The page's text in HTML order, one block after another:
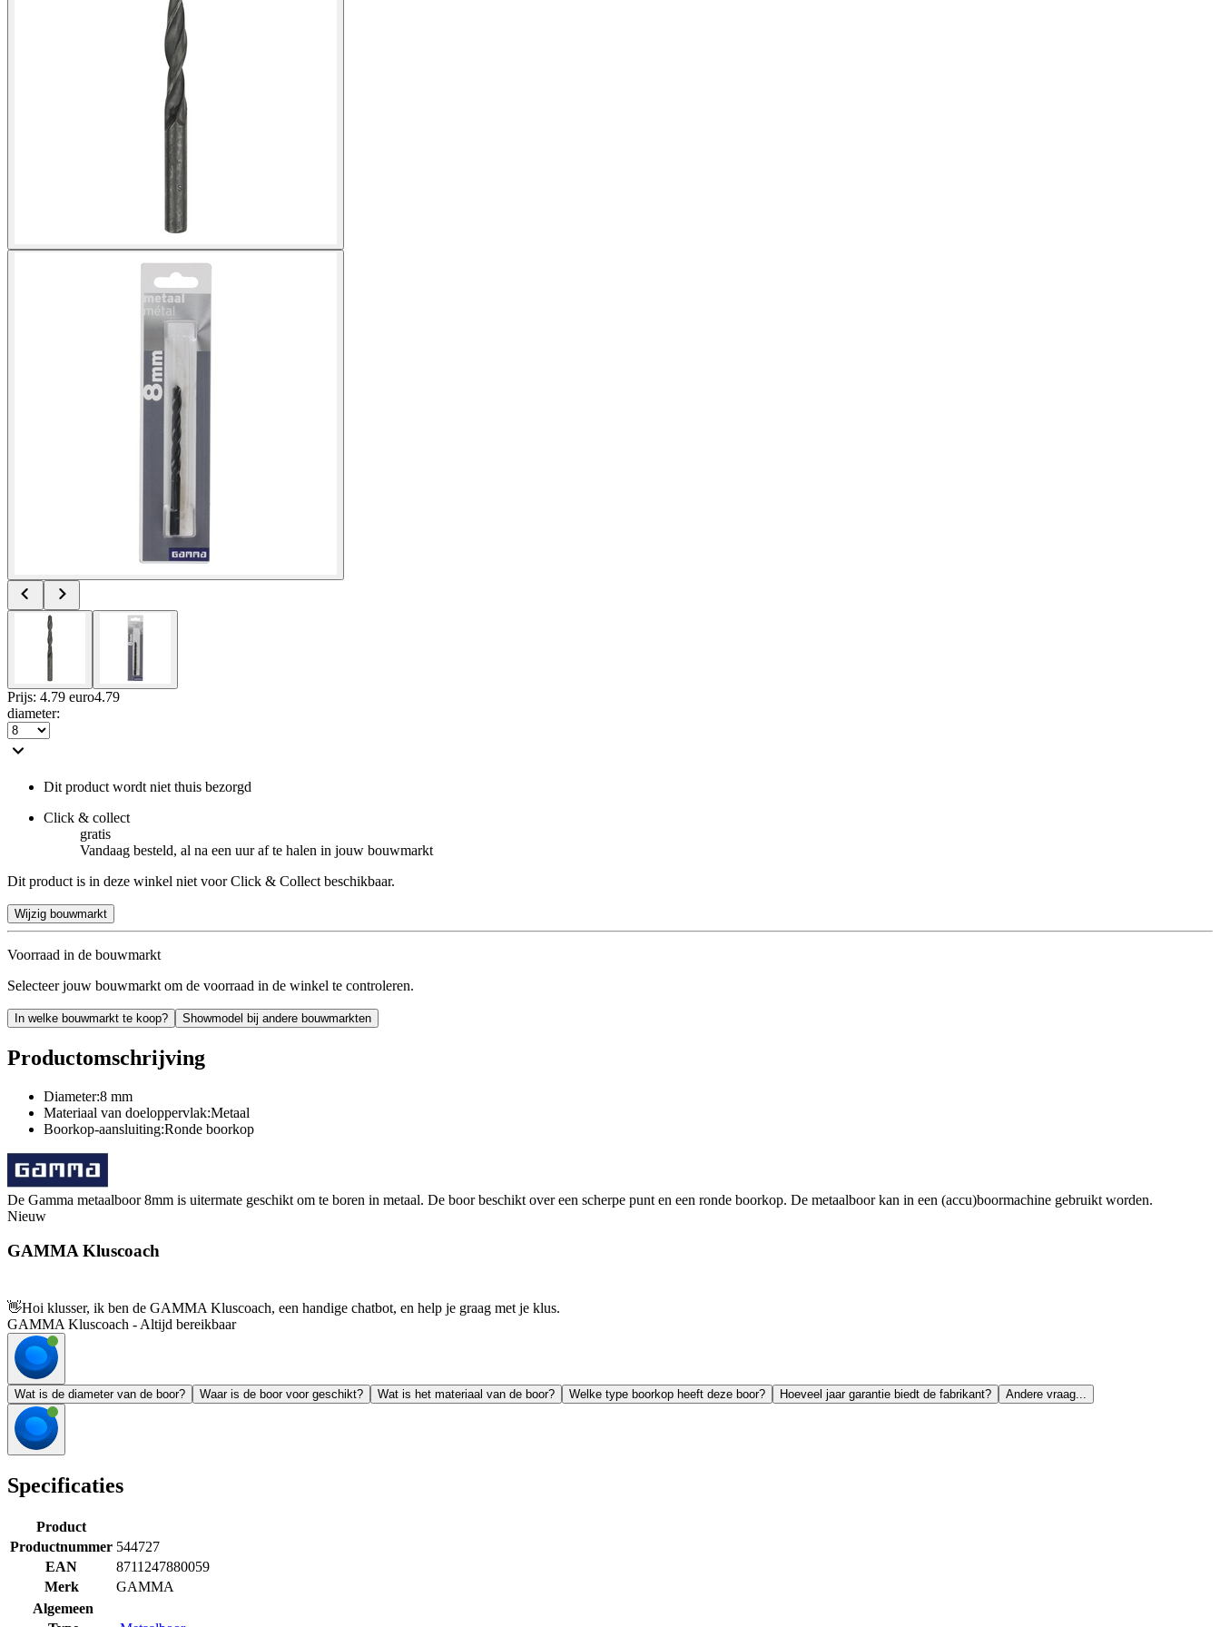
Prijs: 4.79 euro4.79
diameter:
Dit product wordt niet thuis bezorgd
Click & collect
gratis
Vandaag besteld, al na een uur af te halen in jouw bouwmarkt
Dit product is in deze winkel niet voor Click & Collect beschikbaar.
Wijzig bouwmarkt
Voorraad in de bouwmarkt
Selecteer jouw bouwmarkt om de voorraad in de winkel te controleren.
In welke bouwmarkt te koop? Showmodel bij andere bouwmarkten
Productomschrijving
Diameter:8 mm
Materiaal van doeloppervlak:Metaal
Boorkop-aansluiting:Ronde boorkop
De Gamma metaalboor 8mm is uitermate geschikt om te boren in metaal. De boor beschikt over een scherpe punt en een ronde boorkop. De metaalboor kan in een (accu)boormachine gebruikt worden.
Nieuw
GAMMA Kluscoach
👋Hoi klusser, ik ben de GAMMA Kluscoach, een handige chatbot, en help je graag met je klus.
GAMMA Kluscoach - Altijd bereikbaar
Wat is de diameter van de boor? Waar is de boor voor geschikt? Wat is het materiaal van de boor? Welke type boorkop heeft deze boor? Hoeveel jaar garantie biedt de fabrikant? Andere vraag...
Specificaties
Product
Productnummer 544727
EAN
8711247880059
Merk
GAMMA
Algemeen